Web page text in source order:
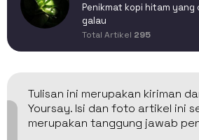
Penikmat kopi hitam yang
galau
Total Artikel 295
Tulisan ini merupakan kiriman
Yoursay. Isi dan foto artikel ini
merupakan tanggung jawab